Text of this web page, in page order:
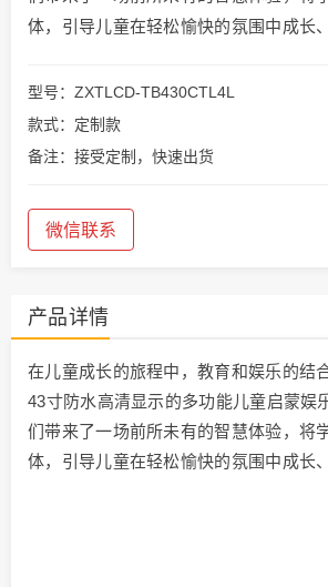
体，引导儿童在轻松愉快的氛围中成长
型号：ZXTLCD-TB430CTL4L
款式：定制款
备注：接受定制，快速出货
微信联系
产品详情
在儿童成长的旅程中，教育和娱乐的结
43寸防水高清显示的多功能儿童启蒙娱
们带来了一场前所未有的智慧体验，将
体，引导儿童在轻松愉快的氛围中成长